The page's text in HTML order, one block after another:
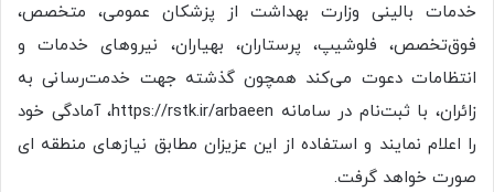
خدمات بالینی وزارت بهداشت از پزشکان عمومی، متخصص،
فوق‌تخصص، فلوشیپ، پرستاران، بهیاران، نیروهای خدمات و
انتظامات دعوت می‌کند همچون گذشته جهت خدمت‌رسانی به
زائران، با ثبت‌نام در سامانه https://rstk.ir/arbaeen، آمادگی خود
را اعلام نمایند و استفاده از این عزیزان مطابق نیازهای منطقه ای
صورت خواهد گرفت.